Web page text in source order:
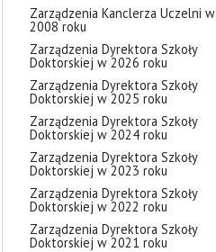
Zarządzenia Kanclerza Uczelni w
2008 roku
Zarządzenia Dyrektora Szkoły
Doktorskiej w 2026 roku
Zarządzenia Dyrektora Szkoły
Doktorskiej w 2025 roku
Zarządzenia Dyrektora Szkoły
Doktorskiej w 2024 roku
Zarządzenia Dyrektora Szkoły
Doktorskiej w 2023 roku
Zarządzenia Dyrektora Szkoły
Doktorskiej w 2022 roku
Zarządzenia Dyrektora Szkoły
Doktorskiej w 2021 roku